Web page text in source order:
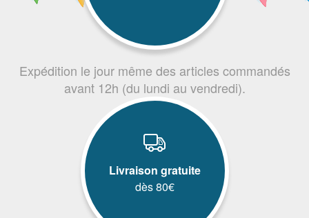
Expédition le jour même des articles commandés
avant 12h (du lundi au vendredi).
Livraison gratuite
dès 80€